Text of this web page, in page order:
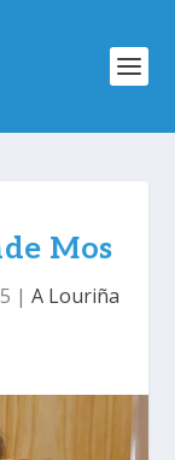
Mos
| A Louriña